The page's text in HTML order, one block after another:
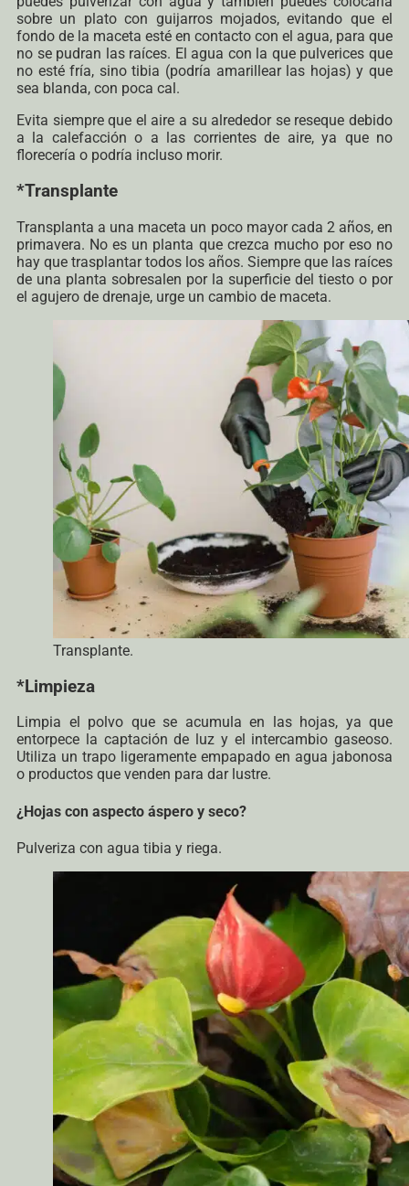
sobre un plato con guijarros mojados, evitando que el
fondo de la maceta esté en contacto con el agua, para que
no se pudran las raíces. El agua con la que pulverices que
no esté fría, sino tibia (podría amarillear las hojas) y que
sea blanda, con poca cal.
Evita siempre que el aire a su alrededor se reseque debido
a la calefacción o a las corrientes de aire, ya que no
florecería o podría incluso morir.
*Transplante
Transplanta a una maceta un poco mayor cada 2 años, en
primavera. No es un planta que crezca mucho por eso no
hay que trasplantar todos los años. Siempre que las raíces
de una planta sobresalen por la superficie del tiesto o por
el agujero de drenaje, urge un cambio de maceta.
Transplante.
*Limpieza
Limpia el polvo que se acumula en las hojas, ya que
entorpece la captación de luz y el intercambio gaseoso.
Utiliza un trapo ligeramente empapado en agua jabonosa
o productos que venden para dar lustre.
¿Hojas con aspecto áspero y seco?
Pulveriza con agua tibia y riega.